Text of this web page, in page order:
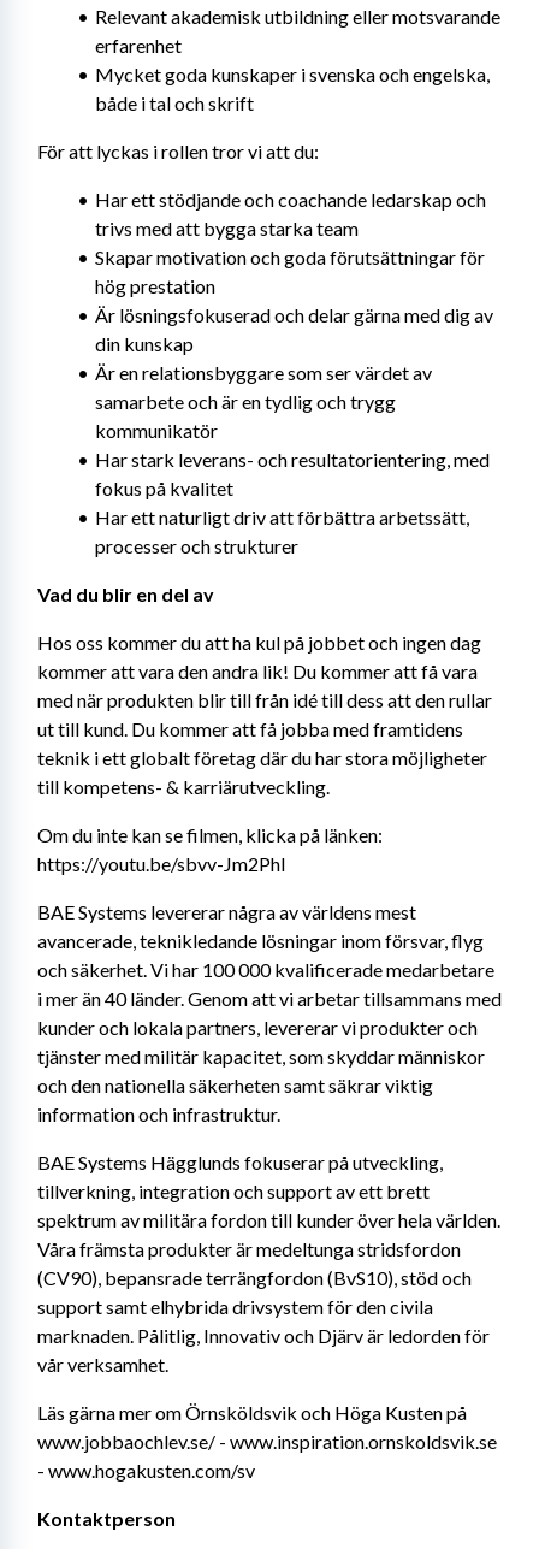
Relevant akademisk utbildning eller motsvarande
erfarenhet
Mycket goda kunskaper i svenska och engelska,
både i tal och skrift
För att lyckas i rollen tror vi att du:
Har ett stödjande och coachande ledarskap och
trivs med att bygga starka team
Skapar motivation och goda förutsättningar för
hög prestation
Är lösningsfokuserad och delar gärna med dig av
din kunskap
Är en relationsbyggare som ser värdet av
samarbete och är en tydlig och trygg
kommunikatör
Har stark leverans- och resultatorientering, med
fokus på kvalitet
Har ett naturligt driv att förbättra arbetssätt,
processer och strukturer
Vad du blir en del av
Hos oss kommer du att ha kul på jobbet och ingen dag
kommer att vara den andra lik! Du kommer att få vara
med när produkten blir till från idé till dess att den rullar
ut till kund. Du kommer att få jobba med framtidens
teknik i ett globalt företag där du har stora möjligheter
till kompetens- & karriärutveckling.
Om du inte kan se filmen, klicka på länken:
https://youtu.be/sbvv-Jm2PhI
BAE Systems levererar några av världens mest
avancerade, teknikledande lösningar inom försvar, flyg
och säkerhet. Vi har 100 000 kvalificerade medarbetare
i mer än 40 länder. Genom att vi arbetar tillsammans med
kunder och lokala partners, levererar vi produkter och
tjänster med militär kapacitet, som skyddar människor
och den nationella säkerheten samt säkrar viktig
information och infrastruktur.
BAE Systems Hägglunds fokuserar på utveckling,
tillverkning, integration och support av ett brett
spektrum av militära fordon till kunder över hela världen.
Våra främsta produkter är medeltunga stridsfordon
(CV90), bepansrade terrängfordon (BvS10), stöd och
support samt elhybrida drivsystem för den civila
marknaden. Pålitlig, Innovativ och Djärv är ledorden för
vår verksamhet.
Läs gärna mer om Örnsköldsvik och Höga Kusten på
www.jobbaochlev.se/ - www.inspiration.ornskoldsvik.se
- www.hogakusten.com/sv
Kontaktperson